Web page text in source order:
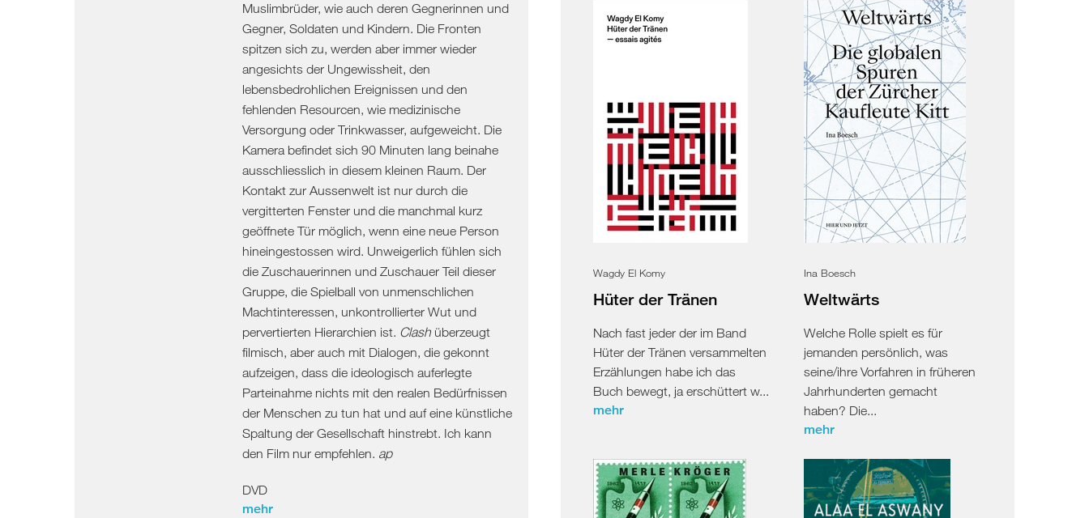
Muslimbrüder, wie auch deren Gegnerinnen und
Gegner, Soldaten und Kindern. Die Fronten
spitzen sich zu, werden aber immer wieder
angesichts der Ungewissheit, den
lebensbedrohlichen Ereignissen und den
fehlenden Resourcen, wie medizinische
Versorgung oder Trinkwasser, aufgeweicht. Die
Kamera befindet sich 90 Minuten lang beinahe
ausschliesslich in diesem kleinen Raum. Der
Kontakt zur Aussenwelt ist nur durch die
vergitterten Fenster und die manchmal kurz
geöffnete Tür möglich, wenn eine neue Person
hineingestossen wird. Unweigerlich fühlen sich
die Zuschauerinnen und Zuschauer Teil dieser
Gruppe, die Spielball von unmenschlichen
Machtinteressen, unkontrollierter Wut und
pervertierten Hierarchien ist. Clashüberzeugt
filmisch, aber auch mit Dialogen, die gekonnt
aufzeigen, dass die ideologisch auferlegte
Parteinahme nichts mit den realen Bedürfnissen
der Menschen zu tun hat und auf eine künstliche
Spaltung der Gesellschaft hinstrebt. Ich kann
den Film nur empfehlen. ap
DVD
mehr
Wagdy El Komy
Hüter der Tränen
Nach fast jeder der im Band
Hüter der Tränen versammelten
Erzählungen habe ich das
Buch bewegt, ja erschüttert w...
mehr
Ina Boesch
Weltwärts
Welche Rolle spielt es für
jemanden persönlich, was
seine/ihre Vorfahren in früheren
Jahrhunderten gemacht
haben? Die...
mehr